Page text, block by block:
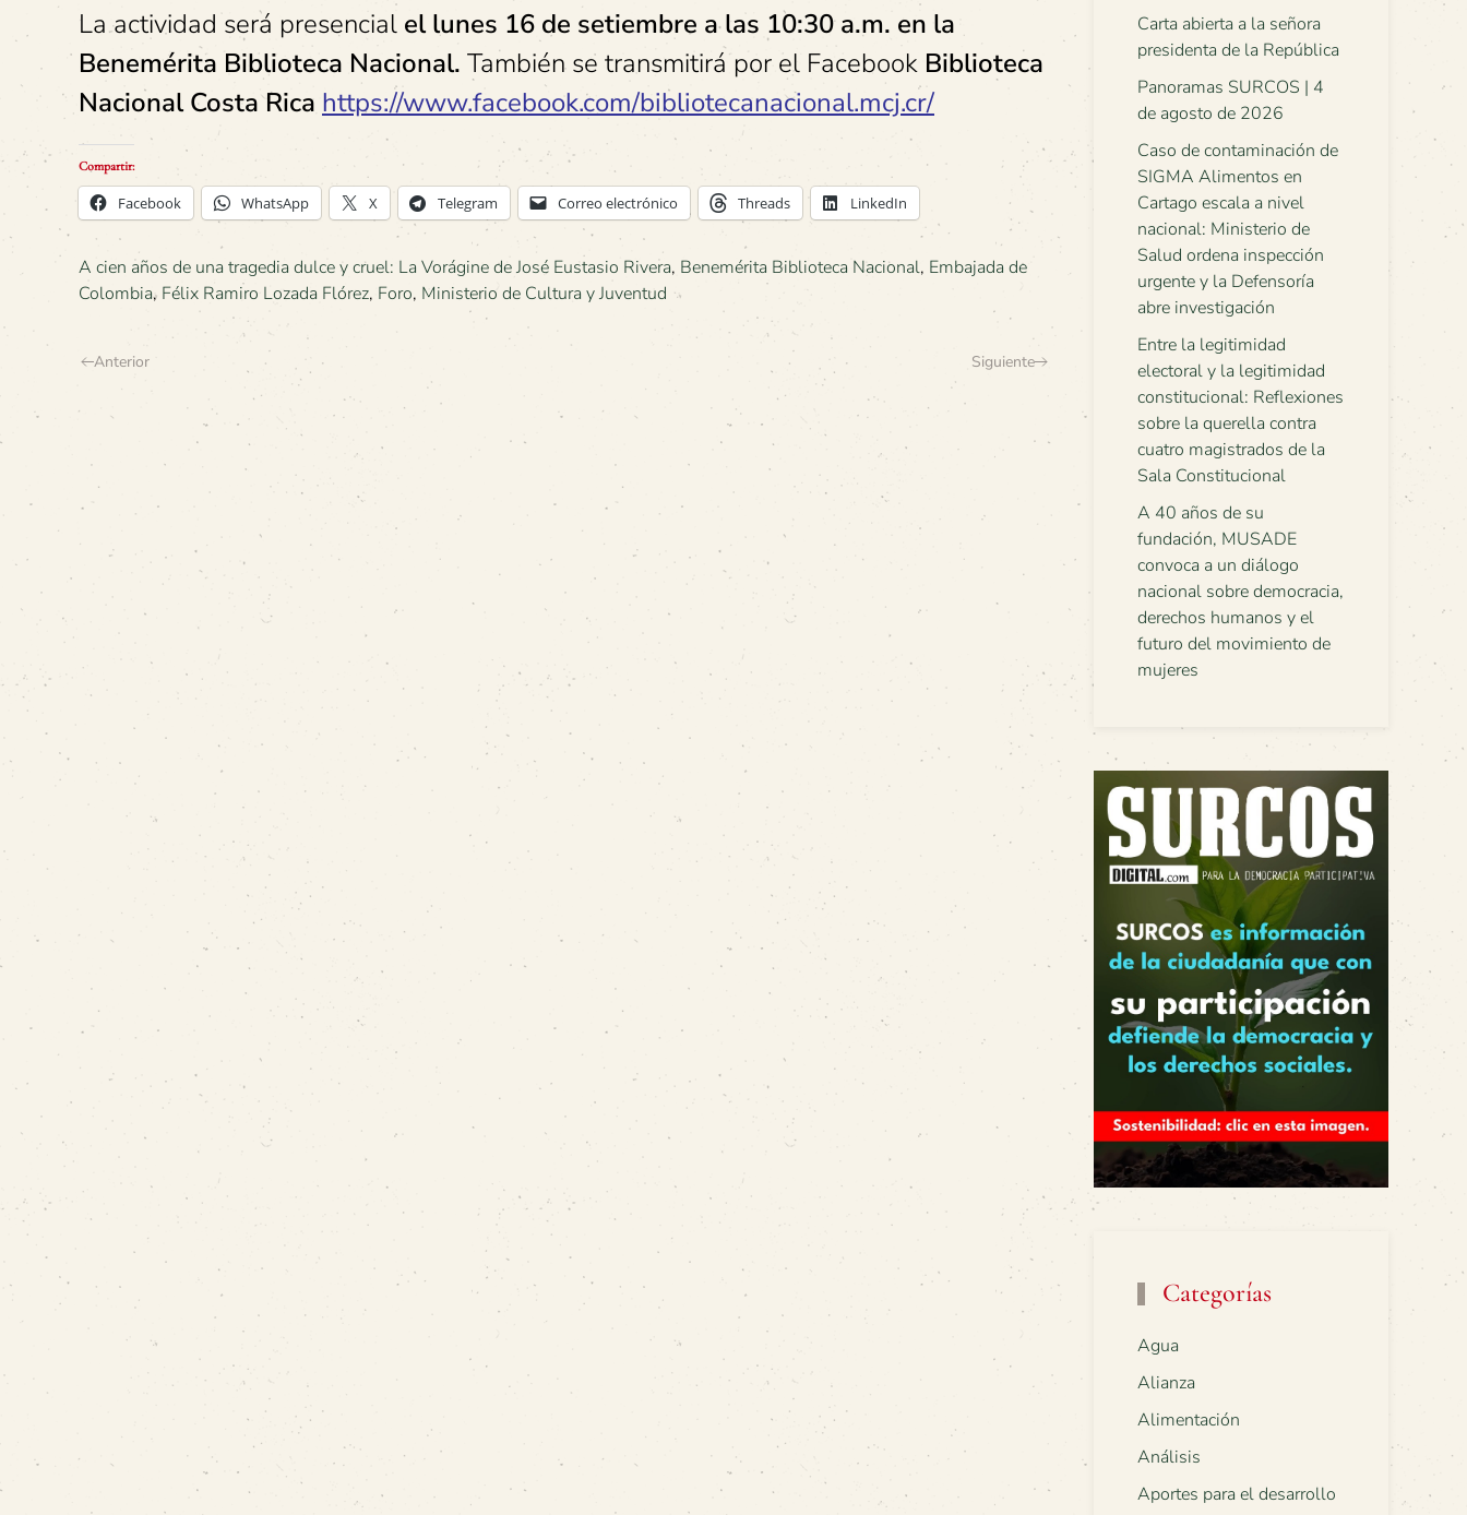
La actividad será presencial el lunes 16 de setiembre a las 10:30 a.m. en la
Benemérita Biblioteca Nacional. También se transmitirá por el Facebook Biblioteca
Nacional Costa Rica https://www.facebook.com/bibliotecanacional.mcj.cr/
Compartir:
Facebook WhatsApp X Telegram Correo electrónico Threads LinkedIn
A cien años de una tragedia dulce y cruel: La Vorágine de José Eustasio Rivera, Benemérita Biblioteca Nacional, Embajada de
Colombia, Félix Ramiro Lozada Flórez, Foro, Ministerio de Cultura y Juventud
Anterior Siguiente
Carta abierta a la señora
presidenta de la República
Panoramas SURCOS | 4
de agosto de 2026
Caso de contaminación de
SIGMA Alimentos en
Cartago escala a nivel
nacional: Ministerio de
Salud ordena inspección
urgente y la Defensoría
abre investigación
Entre la legitimidad
electoral y la legitimidad
constitucional: Reflexiones
sobre la querella contra
cuatro magistrados de la
Sala Constitucional
A 40 años de su
fundación, MUSADE
convoca a un diálogo
nacional sobre democracia,
derechos humanos y el
futuro del movimiento de
mujeres
Categorías
Agua
Alianza
Alimentación
Análisis
Aportes para el desarrollo